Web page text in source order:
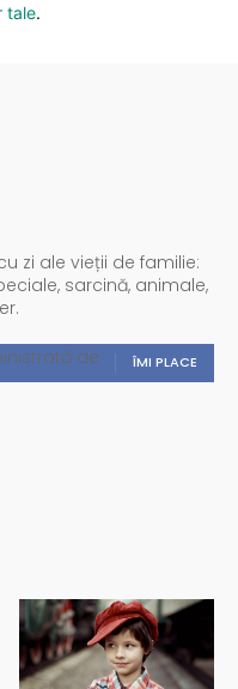
tale.
zi ale vieții de familie:
sarcină, animale,
ÎMI PLACE
de